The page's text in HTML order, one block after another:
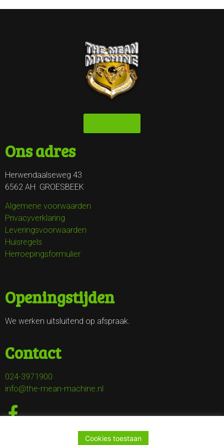
Ons adres
Herwendaalseweg 43
6562 AH GROESBEEK
Algemene voorwaarden
Privacyverklaring
Leveringsvoorwaarden
Huisregels
Herroepingsformulier
Openingstijden
We werken uitsluitend op afspraak.
Contact
024-3971900
info@the-mean-machine.nl
Cookies toestaan